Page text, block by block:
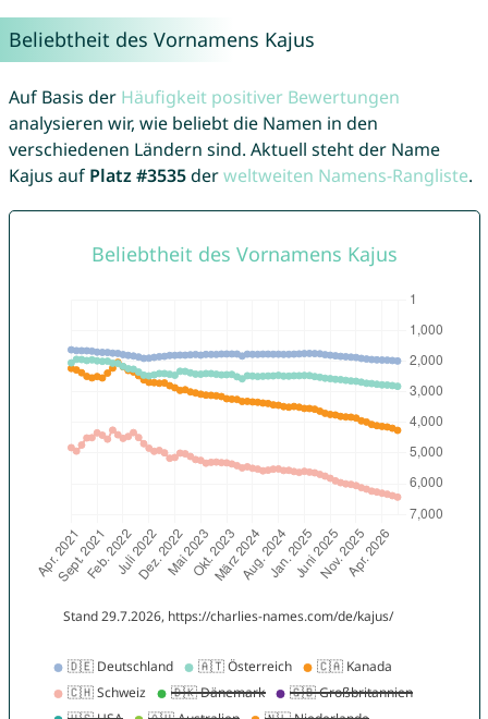
Beliebtheit des Vornamens Kajus
Auf Basis der Häufigkeit positiver Bewertungen
analysieren wir, wie beliebt die Namen in den
verschiedenen Ländern sind. Aktuell steht der Name
Kajus auf Platz #3535derweltweiten Namens-Rangliste.